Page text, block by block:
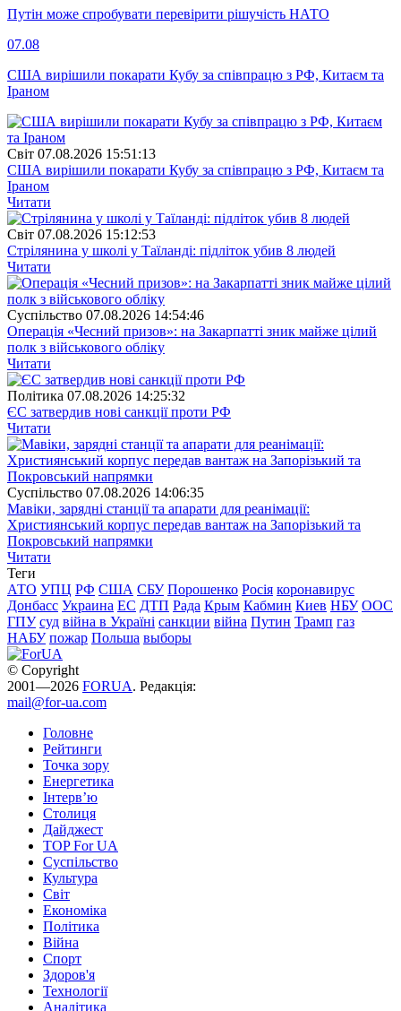
Путін може спробувати перевірити рішучість НАТО
07.08
США вирішили покарати Кубу за співпрацю з РФ, Китаєм та
Іраном
Свiт 07.08.2026 15:51:13
США вирішили покарати Кубу за співпрацю з РФ, Китаєм та
Іраном
Читати
Свiт 07.08.2026 15:12:53
Стрілянина у школі у Таїланді: підліток убив 8 людей
Читати
Суспiльство 07.08.2026 14:54:46
Операція «Чесний призов»: на Закарпатті зник майже цілий
полк з військового обліку
Читати
Полiтика 07.08.2026 14:25:32
ЄС затвердив нові санкції проти РФ
Читати
Суспiльство 07.08.2026 14:06:35
Мавіки, зарядні станції та апарати для реанімації:
Християнський корпус передав вантаж на Запорізький та
Покровський напрямки
Читати
Теги
АТО УПЦ РФ США СБУ Порошенко Росія коронавирус
Донбасс Украина ЕС ДТП Рада Крым Кабмин Киев НБУ ООС
ГПУ суд війна в Україні санкции війна Путин Трамп газ
НАБУ пожар Польша выборы
© Copyright
2001—2026 FORUA. Редакція:
mail@for-ua.com
Головне
Рейтинги
Точка зору
Енергетика
Інтерв’ю
Столиця
Дайджест
TOP For UA
Суспiльство
Культура
Світ
Економіка
Політика
Війна
Спорт
Здоров'я
Технології
Аналітика